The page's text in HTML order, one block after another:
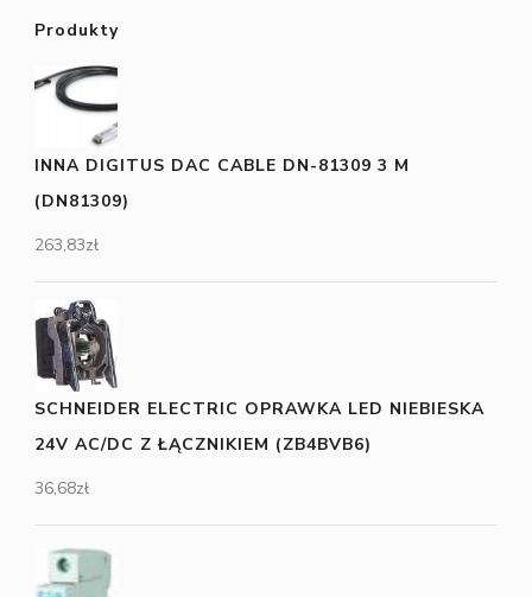
Produkty
INNA DIGITUS DAC CABLE DN-81309 3 M
(DN81309)
263,83zł
SCHNEIDER ELECTRIC OPRAWKA LED NIEBIESKA
24V AC/DC Z ŁĄCZNIKIEM (ZB4BVB6)
36,68zł